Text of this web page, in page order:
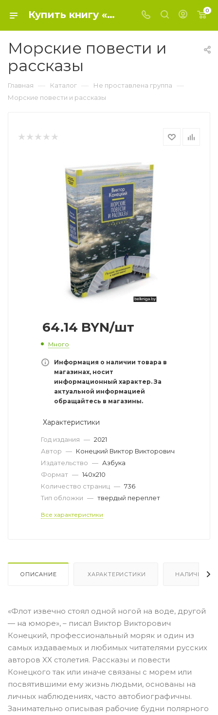
Купить книгу «Морские повести и рассказы» 2021, Конецкий Виктор Викторович - Не проставлена группа 0
Морские повести и
рассказы
Главная — Каталог — Не проставлена группа —
Морские повести и рассказы
64.14 BYN/шт
Много
Информация о наличии товара в
магазинах, носит
информационный характер. За
актуальной информацией
обращайтесь в магазины.
Характеристики
Год издания — 2021
Автор — Конецкий Виктор Викторович
Издательство — Азбука
Формат — 140х210
Количество страниц — 736
Тип обложки — твердый переплет
Все характеристики
ОПИСАНИЕ ХАРАКТЕРИСТИКИ НАЛИЧИЕ
«Флот извечно стоял одной ногой на воде, другой
— на юморе», – писал Виктор Викторович
Конецкий, профессиональный моряк и один из
самых издаваемых и любимых читателями русских
авторов XX столетия. Рассказы и повести
Конецкого так или иначе связаны с морем или
посвятившими ему жизнь людьми, основаны на
личных наблюдениях, часто автобиографичны.
Занимательно описывая рабочие будни полярного